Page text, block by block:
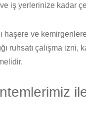
iş yerlerinize kadar
haşere ve
ruhsatı çalışma izni,